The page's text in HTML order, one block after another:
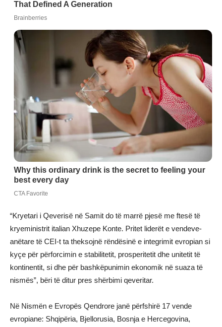
“Kryetari i Qeverisë në Samit do të marrë pjesë me ftesë të
kryeministrit italian Xhuzepe Konte. Pritet liderët e vendeve-
anëtare të CEI-t ta theksojnë rëndësinë e integrimit evropian si
kyçe për përforcimin e stabilitetit, prosperitetit dhe unitetit të
kontinentit, si dhe për bashkëpunimin ekonomik në suaza të
nismës”, bëri të ditur pres shërbimi qeveritar.
Në Nismën e Evropës Qendrore janë përfshirë 17 vende
evropiane: Shqipëria, Bjellorusia, Bosnja e Hercegovina,